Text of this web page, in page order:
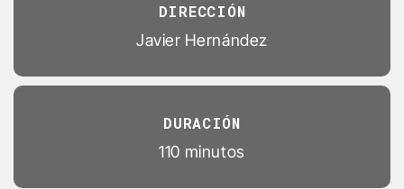
DIRECCIÓN
Javier Hernández
DURACIÓN
110 minutos